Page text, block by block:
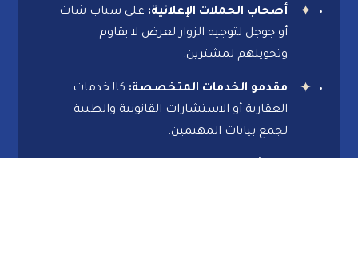
أصحاب الحملات الإعلانية:على سناب شات
أو جوجل لتوجيه الزوار لعرض لا يقاوم
وتحويلهم لمشترين.
مقدمو الخدمات المتخصصة:كالخدمات
العقارية أو الاستشارات القانونية والطبية
لجمع بيانات المهتمين.